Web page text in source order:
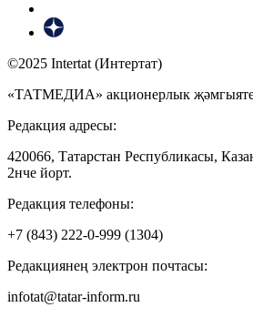
©2025 Intertat (Интертат)
«ТАТМЕДИА» акционерлык
Редакция адресы:
420066, Татарстан Республикасы,
2нче йорт.
Редакция телефоны:
+7 (843) 222-0-999 (1304)
Редакциянең электрон почтасы:
infotat@tatar-inform.ru